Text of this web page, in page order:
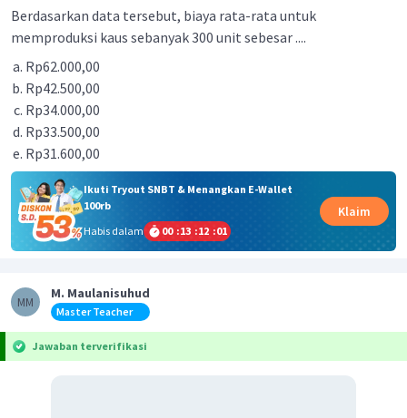
Berdasarkan data tersebut, biaya rata-rata untuk
memproduksi kaus sebanyak 300 unit sebesar ....
Rp62.000,00
Rp42.500,00
Rp34.000,00
Rp33.500,00
Rp31.600,00
Ikuti Tryout SNBT & Menangkan E-Wallet
100rb
Habis dalam
00 :13 :12 :00
Klaim
MM
M. Maulanisuhud
Master Teacher
Jawaban terverifikasi